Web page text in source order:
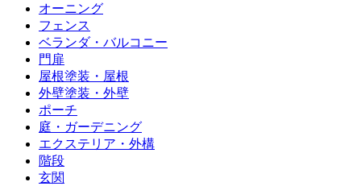
オーニング
フェンス
ベランダ・バルコニー
門扉
屋根塗装・屋根
外壁塗装・外壁
ポーチ
庭・ガーデニング
エクステリア・外構
階段
玄関